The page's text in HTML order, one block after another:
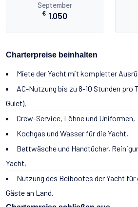
September
€ 1.050
Charterpreise beinhalten
Miete der Yacht mit kompletter
AC-Nutzung bis zu 8-10 Stunden pro
Gulet),
Crew-Service, Löhne und Uniformen,
Kochgas und Wasser für die Yacht,
Bettwäsche und Handtücher,
Yacht,
Nutzung des Beibootes der Yacht für
Gäste an Land.